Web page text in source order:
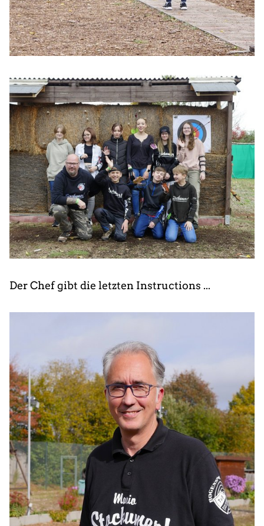
Der Chef gibt die letzten Instructions ...